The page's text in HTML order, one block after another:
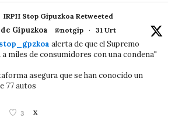
IRPH Stop Gipuzkoa Retweeted
Gipuzkoa @notgip · 31 Urt
alerta de que el Supremo
a miles de consumidores con una condena"
asegura que se han conocido un
77 autos
3 X